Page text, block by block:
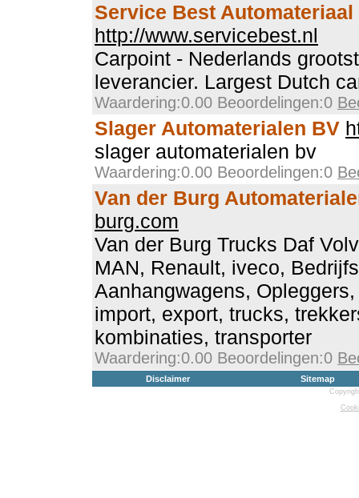
Service Best Automateriaal
http://www.servicebest.nl
Carpoint - Nederlands
leverancier. Largest Dutch
Waardering:0.00 Beoordelingen:0
Slager Automaterialen BV
slager automaterialen bv
Waardering:0.00 Beoordelingen:0
Van der Burg
burg.com
Van der Burg Trucks Daf
MAN, Renault, iveco,
Aanhangwagens,
import, export, trucks,
kombinaties, transporter
Waardering:0.00 Beoordelingen:0
Disclaimer Sitemap